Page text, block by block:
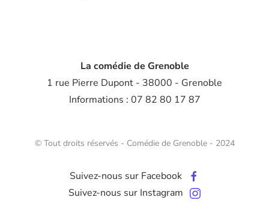
La comédie de Grenoble
1 rue Pierre Dupont - 38000 - Grenoble
Informations : 07 82 80 17 87
© Tout droits réservés - Comédie de Grenoble - 2024
Suivez-nous sur Facebook
Suivez-nous sur Instagram